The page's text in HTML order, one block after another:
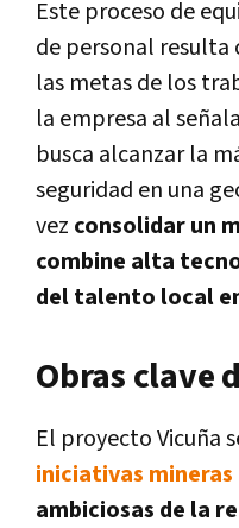
Este proceso de
de personal
las metas de los
la empresa al
busca alcanzar la
seguridad en una
vez consolidar un
combine alta
del talento local
Obras clave
El proyecto Vicuña
iniciativas mineras
ambiciosas de la